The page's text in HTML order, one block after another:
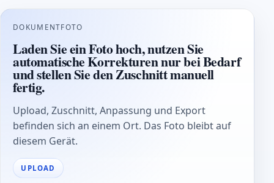
DOKUMENTFOTO
Laden Sie ein Foto hoch, nutzen Sie
automatische Korrekturen nur bei Bedarf
und stellen Sie den Zuschnitt manuell
fertig.
Upload, Zuschnitt, Anpassung und Export
befinden sich an einem Ort. Das Foto bleibt auf
diesem Gerät.
UPLOAD